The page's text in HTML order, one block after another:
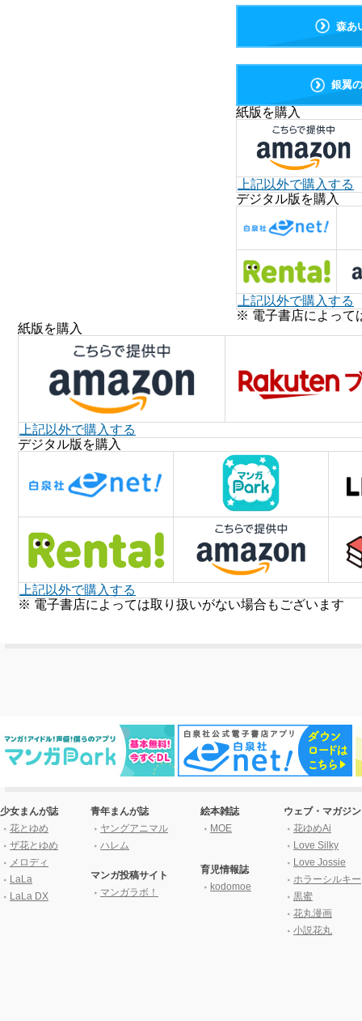
森あ
銀翼
紙版を購入
上記以外で購入する
デジタル版を購入
上記以外で購入する
※ 電子書店によって
紙版を購入
上記以外で購入する
デジタル版を購入
上記以外で購入する
※ 電子書店によっては取り扱いがない場合もございます
少女まんが誌
花とゆめ
ザ花とゆめ
メロディ
LaLa
LaLa DX
青年まんが誌
ヤングアニマル
ハレム
マンガ投稿サイト
マンガラボ！
絵本雑誌
MOE
育児情報誌
kodomoe
ウェブ・マガジン
花ゆめAi
Love Silky
Love Jossie
ホラーシルキー
黒蜜
花丸漫画
小説花丸